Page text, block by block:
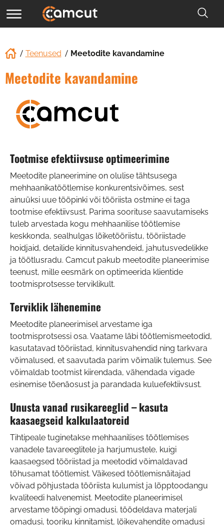
Teenused Meetodite kavandamine
Meetodite kavandamine
Tootmise efektiivsuse optimeerimine
Meetodite planeerimine on olulise tähtsusega
mehhaanikatöötlemise konkurentsivõimes, sest
ainuüksi uue tööpinki või tööriista ostmine ei taga
tootmise efektiivsust. Parima soorituse saavutamiseks
tuleb arvestada kogu mehhaanilise töötlemise
keskkonda, sealhulgas lõiketööriistu, tööriistade
hoidjaid, detailide kinnitusvahendeid, jahutusvedelikke
ja töötlusradu. Camcut pakub meetodite planeerimise
teenust, mille eesmärk on optimeerida klientide
tootmisprotsesse terviklikult.
Terviklik lähenemine
Meetodite planeerimisel arvestame iga
tootmisprotsessi osa. Vaatame läbi töötlemismeetodid,
kasutatavad tööriistad, kinnitusvahendid ning tarkvara
võimalused, et saavutada parim võimalik tulemus. See
võimaldab tootmist kiirendada, vähendada vigade
esinemise tõenäosust ja parandada kuluefektiivsust.
Unusta vanad rusikareeglid – kasuta
kaasaegseid kalkulaatoreid
Tihtipeale tuginetakse mehhaanilises töötlemises
vanadele tavareeglitele ja harjumustele, kuigi
kaasaegsed tööriistad ja meetodid võimaldavad
tõhusamat töötlemist. Väikesed töötlemisnäitajad
võivad põhjustada tööriista kulumist ja lõpptoodangu
kvaliteedi halvenemist. Meetodite planeerimisel
arvestame tööpingi omadusi, töödeldava materjali
omadusi, tooriku kinnitamist, lõikevahendite omadusi